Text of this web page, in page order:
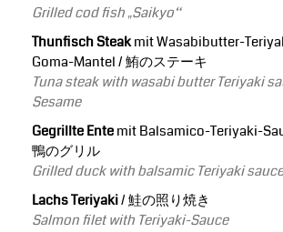
Grilled cod fish „Saikyo“
Thunfisch Steakmit Wasabibutter-
Goma-Mantel / 鮪のステーキ
Tuna steak with wasabi butter Teriyaki
Sesame
Gegrillte Entemit Balsamico-Teriyaki-
鴨のグリル
Grilled duck with balsamic Teriyaki sauce
Lachs Teriyaki/ 鮭の照り焼き
Salmon filet with Teriyaki-Sauce